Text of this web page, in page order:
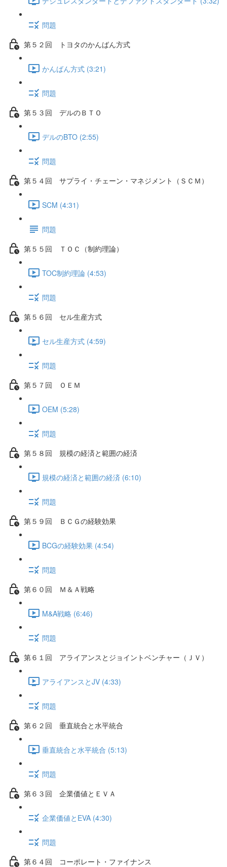
問題
第５２回 トヨタのかんばん方式
かんばん方式 (3:21)
問題
第５３回 デルのＢＴＯ
デルのBTO (2:55)
問題
第５４回 サプライ・チェーン・マネジメント（ＳＣＭ）
SCM (4:31)
問題
第５５回 ＴＯＣ（制約理論）
TOC制約理論 (4:53)
問題
第５６回 セル生産方式
セル生産方式 (4:59)
問題
第５７回 ＯＥＭ
OEM (5:28)
問題
第５８回 規模の経済と範囲の経済
規模の経済と範囲の経済 (6:10)
問題
第５９回 ＢＣＧの経験効果
BCGの経験効果 (4:54)
問題
第６０回 Ｍ＆Ａ戦略
M&A戦略 (6:46)
問題
第６１回 アライアンスとジョイントベンチャー（ＪＶ）
アライアンスとJV (4:33)
問題
第６２回 垂直統合と水平統合
垂直統合と水平統合 (5:13)
問題
第６３回 企業価値とＥＶＡ
企業価値とEVA (4:30)
問題
第６４回 コーポレート・ファイナンス